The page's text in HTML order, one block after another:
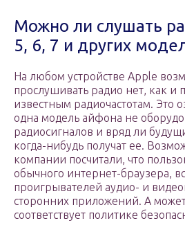
Можно ли слушать
5, 6, 7 и других
На любом устройстве Apple
прослушивать радио нет, как и
известным радиочастотам. Это
одна модель айфона не
радиосигналов и вряд ли
когда-нибудь получат ее.
компании посчитали, что
обычного интернет-браузера,
проигрывателей аудио- и
сторонних приложений. А
соответствует политике